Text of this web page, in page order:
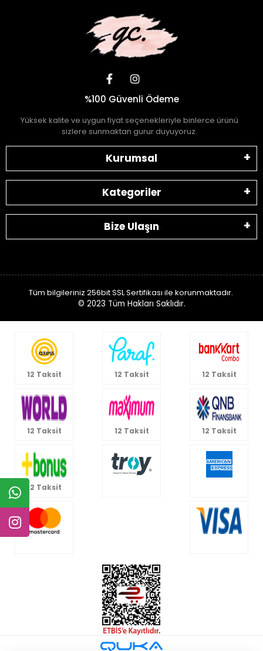
%100 Güvenli Ödeme
Yüksek kalite ve uygun fiyat seçenekleriyle binlerce ürünü
sizlere sunmaktan gurur duyuyoruz.
Kurumsal
Kategoriler
Bize Ulaşın
Tüm bilgileriniz 256bit SSL Sertifikası ile korunmaktadır.
© 2023 Tüm Hakları Saklıdır.
12 Taksit 12 Taksit 12 Taksit
12 Taksit 12 Taksit 12 Taksit
12 Taksit